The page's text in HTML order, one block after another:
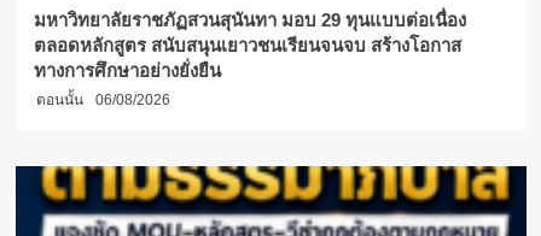
อาทิตย์
วัน
เดียว
จบ
ได้
ปี
มหาวิทยาลัยราชภัฏสวนสุนันทา มอบ 29 ทุนแบบต่อเนื่อง
ตลอดหลักสูตร สนับสนุนเยาวชนเรียนจนจบ สร้างโอกาส
ทางการศึกษาอย่างยั่งยืน
ตอนนั้น 06/08/2026